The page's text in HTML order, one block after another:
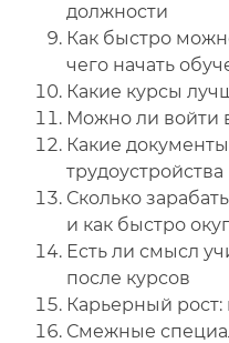
должности
Как быстро
чего начать
Какие курсы
Можно ли войти
Какие
трудоустройства
Сколько
и как быстро
Есть ли смысл
после курсов
Карьерный рост:
Смежные